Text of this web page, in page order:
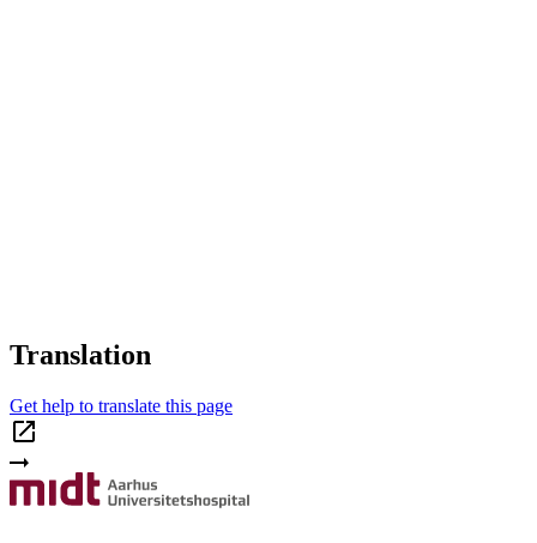
Translation
Get help to translate this page